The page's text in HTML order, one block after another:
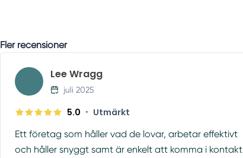
Fler recensioner
Lee Wragg
juli 2025
5.0 • Utmärkt
Ett företag som håller vad de lovar, arbetar effektivt
och håller snyggt samt är enkelt att komma i kontakt